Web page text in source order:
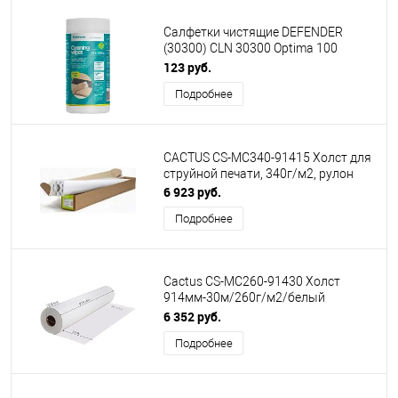
Салфетки чистящие DEFENDER
(30300) CLN 30300 Optima 100
шт,туба
123 руб.
Подробнее
CACTUS CS-MC340-91415 Холст для
струйной печати, 340г/м2, рулон
6 923 руб.
Подробнее
Cactus CS-MC260-91430 Холст
914мм-30м/260г/м2/белый
матовое синтетика для струйной
печати втулка:50.8мм (2")
6 352 руб.
Подробнее